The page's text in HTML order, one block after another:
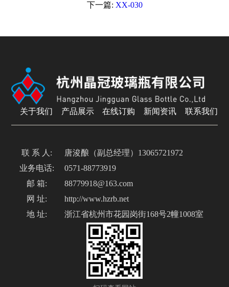
下一篇: XX-030
关于我们 产品展示 在线订购 新闻资讯 联系我们
联 系 人:
唐浚酿（副总经理）13065721972
业务电话:
0571-88773919
邮 箱:
88779918@163.com
网 址:
http://www.hzrb.net
地 址:
浙江省杭州市花园岗街168号2幢1008室